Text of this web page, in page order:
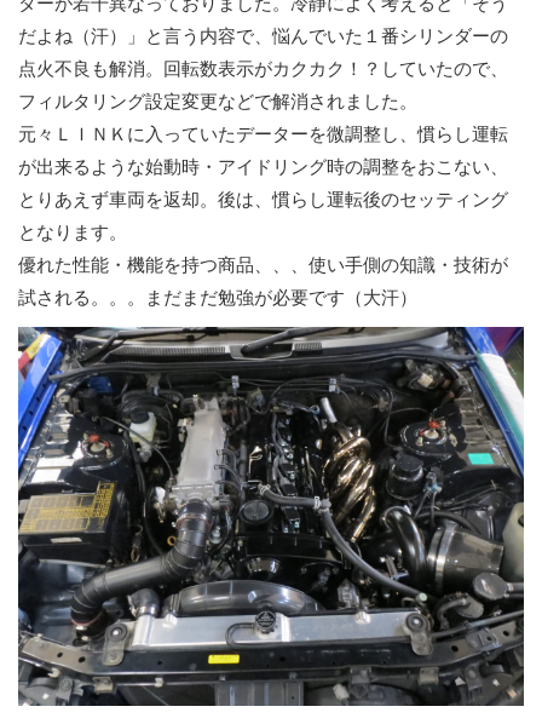
だよね（汗）」と言う内容で、悩んでいた１番シリンダーの
点火不良も解消。回転数表示がカクカク！？していたので、
フィルタリング設定変更などで解消されました。
元々ＬＩＮＫに入っていたデーターを微調整し、慣らし運転
が出来るような始動時・アイドリング時の調整をおこない、
とりあえず車両を返却。後は、慣らし運転後のセッティング
となります。
優れた性能・機能を持つ商品、、、使い手側の知識・技術が
試される。。。まだまだ勉強が必要です（大汗）